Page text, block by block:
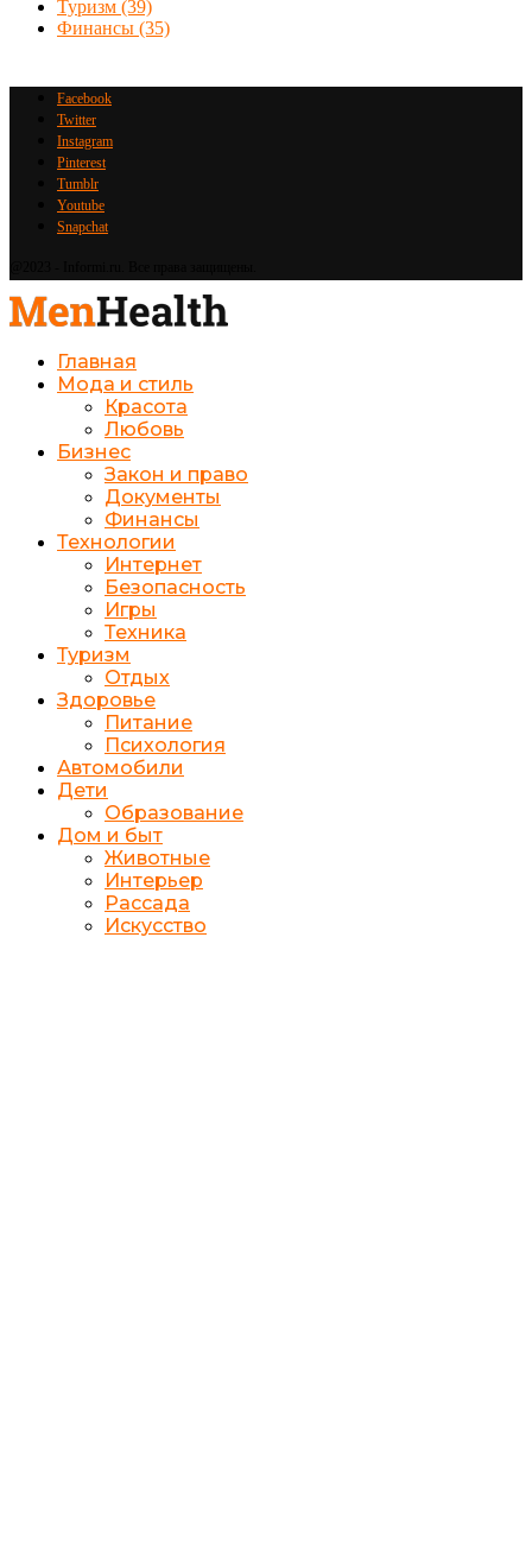
Туризм (39)
Финансы (35)
Facebook
Twitter
Instagram
Pinterest
Tumblr
Youtube
Snapchat
Главная
Мода и стиль
Красота
Любовь
Бизнес
Закон и право
Документы
Финансы
Технологии
Интернет
Безопасность
Игры
Техника
Туризм
Отдых
Здоровье
Питание
Психология
Автомобили
Дети
Образование
Дом и быт
Животные
Интерьер
Рассада
Искусство